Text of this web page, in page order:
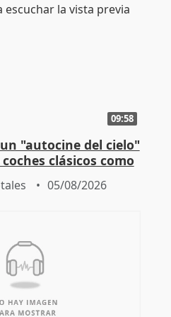
09:58
"autocine del cielo"
clásicos como
05/08/2026